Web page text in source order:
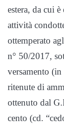
estera, da cui
attività
ottemperato
n° 50/2017,
versamento
ritenute di
ottenuto dal
cento (cd.